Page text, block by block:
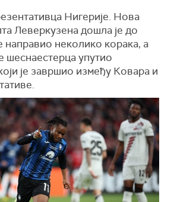
Нигерије. Нова
Леверкузена дошла је до
направио неколико корака, а
шеснаестерца упутио
је завршио између Ковара и